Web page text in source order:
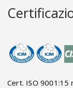
Cert. ISO 9001:15